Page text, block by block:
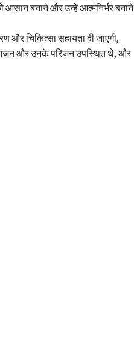
आसान बनाने और उन्हें आत्मनिर्भर बनाने
और चिकित्सा सहायता दी जाएगी,
और उनके परिजन उपस्थित थे, और